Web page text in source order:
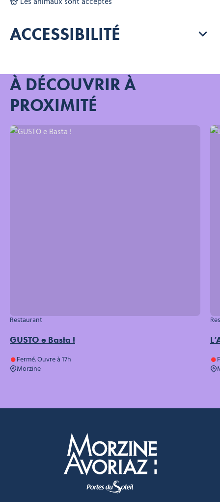
ACCESSIBILITÉ
À DÉCOUVRIR À
PROXIMITÉ
GUSTO e Basta !
Restaurant
Fermé. Ouvre à 17h
Morzine
GUSTO e Basta !